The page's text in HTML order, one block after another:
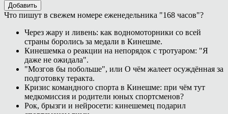
Добавить
Что пишут в свежем номере еженедельника "168 часов"?
Через жару и ливень: как водномоторники со всей
страны боролись за медали в Кинешме.
Кинешемка о реакции на непорядок с тротуаром: "Я
даже не ожидала".
"Мозгов бы побольше", или О чём жалеет осуждённая за
подготовку теракта.
Кризис командного спорта в Кинешме: при чём тут
медкомиссия и родители юных спортсменов?
Рок, брызги и нейросети: кинешемец подарил